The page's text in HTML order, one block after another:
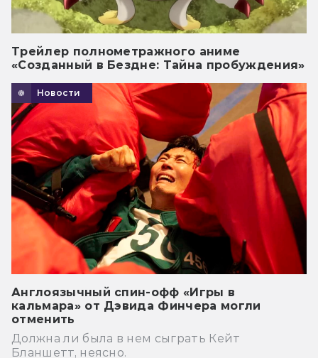
Трейлер полнометражного аниме
«Созданный в Бездне: Тайна пробуждения»
Новости
Англоязычный спин-офф «Игры в
кальмара» от Дэвида Финчера могли
отменить
Должна ли была в нем сыграть Кейт
Бланшетт, неясно.